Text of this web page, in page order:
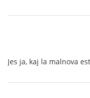
Jes ja, kaj la malnova